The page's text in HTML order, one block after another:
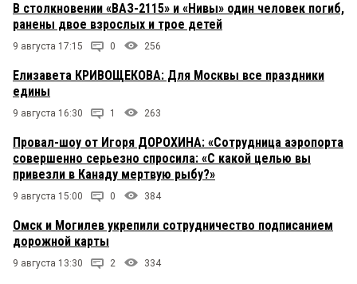
В столкновении «ВАЗ-2115» и «Нивы» один человек погиб,
ранены двое взрослых и трое детей
9 августа 17:15 0 256
Елизавета КРИВОЩЕКОВА: Для Москвы все праздники
едины
9 августа 16:30 1 263
Провал-шоу от Игоря ДОРОХИНА: «Сотрудница аэропорта
совершенно серьезно спросила: «С какой целью вы
привезли в Канаду мертвую рыбу?»
9 августа 15:00 0 384
Омск и Могилев укрепили сотрудничество подписанием
дорожной карты
9 августа 13:30 2 334